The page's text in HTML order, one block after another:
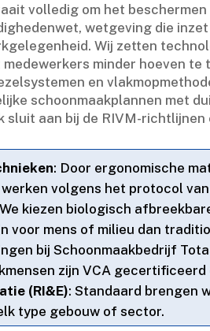
volledig om het
wetgeving die
Wij zetten
minder hoeven
en
schoonmaakplannen met
sluit aan bij de RIVM-
: Door ergonomische
volgens het protocol van
kiezen biologisch
voor mens of milieu dan
bij Schoonmaakbedrijf
zijn VCA
(RI&E): Standaard brengen
type gebouw of sector.​